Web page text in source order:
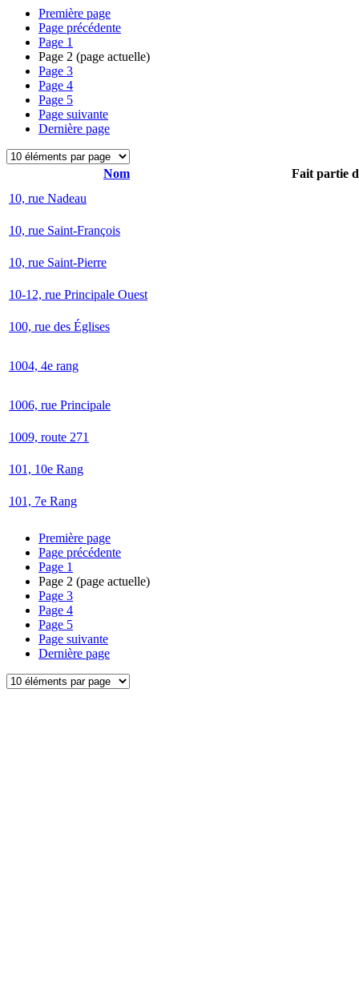
Première page
Page précédente
Page 1
Page 2 (page actuelle)
Page 3
Page 4
Page 5
Page suivante
Dernière page
Nom
Fait partie
10, rue Nadeau
10, rue Saint-François
10, rue Saint-Pierre
10-12, rue Principale Ouest
100, rue des Églises
1004, 4e rang
1006, rue Principale
1009, route 271
101, 10e Rang
101, 7e Rang
Première page
Page précédente
Page 1
Page 2 (page actuelle)
Page 3
Page 4
Page 5
Page suivante
Dernière page